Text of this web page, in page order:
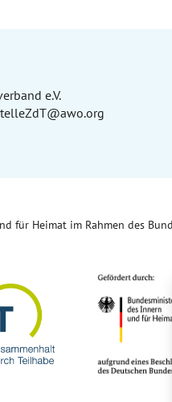
e.V.
für Heimat im Rahmen des